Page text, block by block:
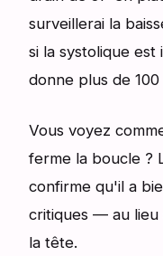
surveillerai la
si la systolique
donne plus de
Vous voyez
ferme la boucle ?
confirme qu'il a
critiques — au lieu
la tête.